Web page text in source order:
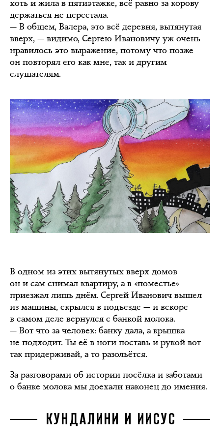
хоть и жила в пятиэтажке, всё равно за корову
держаться не перестала.
— В общем, Валера, это всё деревня, вытянутая
вверх, — видимо, Сергею Ивановичу уж очень
нравилось это выражение, потому что позже
он повторял его как мне, так и другим
слушателям.
В одном из этих вытянутых вверх домов
он и сам снимал квартиру, а в «поместье»
приезжал лишь днём. Сергей Иванович вышел
из машины, скрылся в подъезде — и вскоре
в самом деле вернулся с банкой молока.
— Вот что за человек: банку дала, а крышка
не подходит. Ты её в ноги поставь и рукой вот
так придерживай, а то разольётся.
За разговорами об истории посёлка и заботами
о банке молока мы доехали наконец до имения.
КУНДАЛИНИ И ИИСУС